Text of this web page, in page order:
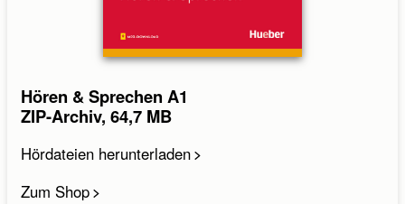
Hören & Sprechen A1
ZIP-Archiv, 64,7 MB
Hördateien herunterladen
Zum Shop